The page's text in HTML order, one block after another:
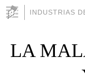
INDUSTRIAS
LA